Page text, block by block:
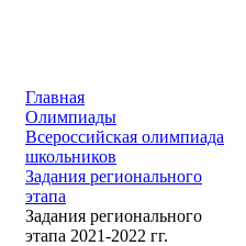
Главная
Олимпиады
Всероссийская олимпиада
школьников
Задания регионального
этапа
Задания регионального
этапа 2021-2022 гг.